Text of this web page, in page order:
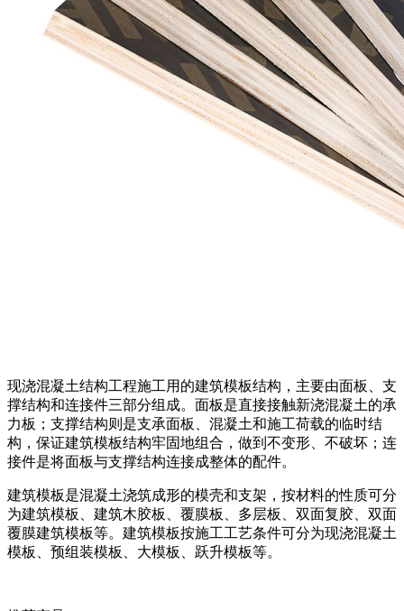
现浇混凝土结构工程施工用的建筑模板结构，主要由面板、支
撑结构和连接件三部分组成。面板是直接接触新浇混凝土的承
力板；支撑结构则是支承面板、混凝土和施工荷载的临时结
构，保证建筑模板结构牢固地组合，做到不变形、不破坏；连
接件是将面板与支撑结构连接成整体的配件。
建筑模板是混凝土浇筑成形的模壳和支架，按材料的性质可分
为建筑模板、建筑木胶板、覆膜板、多层板、双面复胶、双面
覆膜建筑模板等。建筑模板按施工工艺条件可分为现浇混凝土
模板、预组装模板、大模板、跃升模板等。